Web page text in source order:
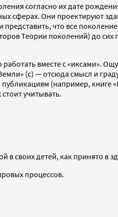
согласно их дате
сферах. Они проектируют
что все
Теории поколений) до
вместе с «иксами».
(с) — отсюда смысл и
(например, книге
учитывать.
в своих детей, как принято в
процессов.